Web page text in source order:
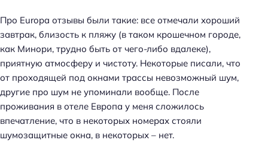
Про Europa отзывы были такие: все отмечали хороший
завтрак, близость к пляжу (в таком крошечном городе,
как Минори, трудно быть от чего-либо вдалеке),
приятную атмосферу и чистоту. Некоторые писали, что
от проходящей под окнами трассы невозможный шум,
другие про шум не упоминали вообще. После
проживания в отеле Европа у меня сложилось
впечатление, что в некоторых номерах стояли
шумозащитные окна, в некоторых – нет.